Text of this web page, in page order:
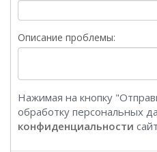
Описание проблемы:
Нажимая на кнопку
обработку персональных
конфиденциальности